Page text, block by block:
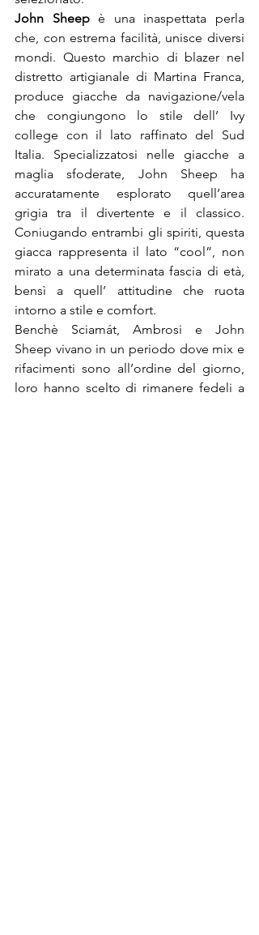
John Sheep è una inaspettata perla
che, con estrema facilità, unisce diversi
mondi. Questo marchio di blazer nel
distretto artigianale di Martina Franca,
produce giacche da navigazione/vela
che congiungono lo stile dell’ Ivy
college con il lato raffinato del Sud
Italia. Specializzatosi nelle giacche a
maglia sfoderate, John Sheep ha
accuratamente esplorato quell’area
grigia tra il divertente e il classico.
Coniugando entrambi gli spiriti, questa
giacca rappresenta il lato “cool”, non
mirato a una determinata fascia di età,
bensì a quell’ attitudine che ruota
intorno a stile e comfort.
Benchè Sciamát, Ambrosi e John
Sheep vivano in un periodo dove mix e
rifacimenti sono all’ordine del giorno,
loro hanno scelto di rimanere fedeli a